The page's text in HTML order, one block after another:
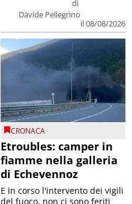
di
Davide Pellegrino
il 08/08/2026
CRONACA
Etroubles: camper in
fiamme nella galleria
di Echevennoz
E in corso l'intervento dei vigili
del fuoco, non ci sono feriti